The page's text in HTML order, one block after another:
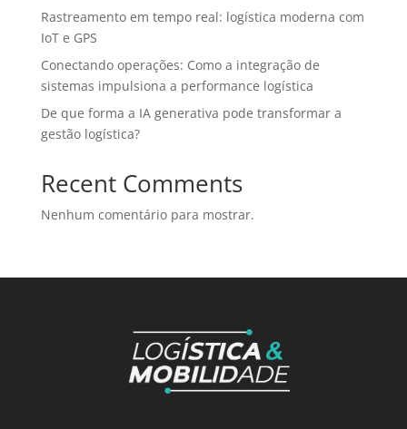
Rastreamento em tempo real: logística moderna com
IoT e GPS
Conectando operações: Como a integração de
sistemas impulsiona a performance logística
De que forma a IA generativa pode transformar a
gestão logística?
Recent Comments
Nenhum comentário para mostrar.